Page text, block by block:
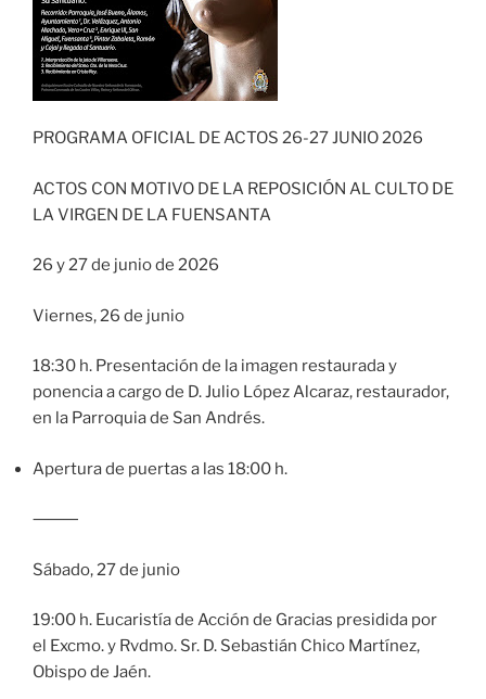
PROGRAMA OFICIAL DE ACTOS 26-27 JUNIO 2026
ACTOS CON MOTIVO DE LA REPOSICIÓN AL CULTO DE
LA VIRGEN DE LA FUENSANTA
26 y 27 de junio de 2026
Viernes, 26 de junio
18:30 h. Presentación de la imagen restaurada y
ponencia a cargo de D. Julio López Alcaraz, restaurador,
en la Parroquia de San Andrés.
Apertura de puertas a las 18:00 h.
⸻
Sábado, 27 de junio
19:00 h. Eucaristía de Acción de Gracias presidida por
el Excmo. y Rvdmo. Sr. D. Sebastián Chico Martínez,
Obispo de Jaén.